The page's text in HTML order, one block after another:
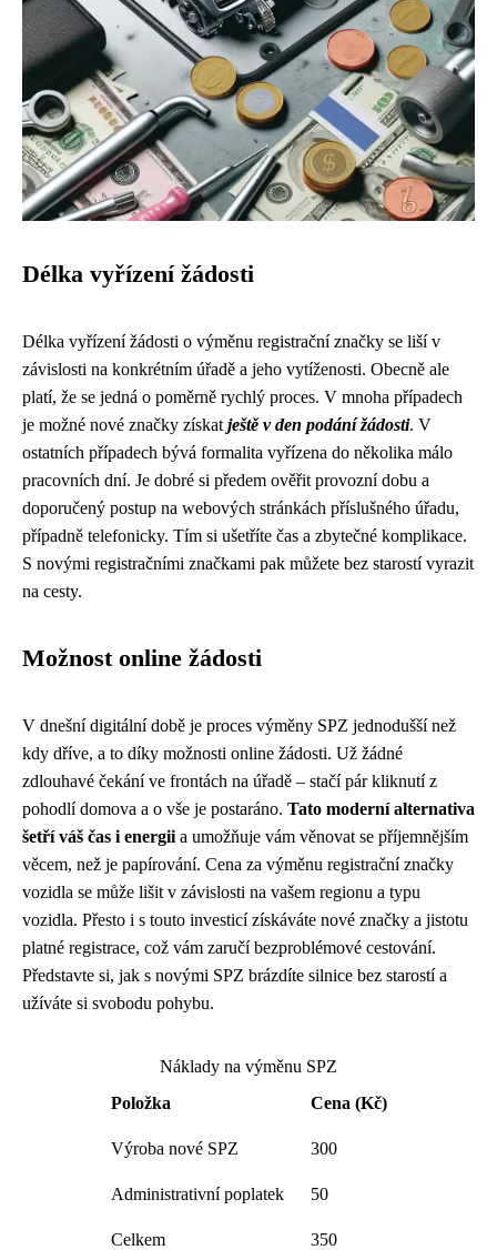
Délka vyřízení žádosti
Délka vyřízení žádosti o výměnu registrační značky se liší v
závislosti na konkrétním úřadě a jeho vytíženosti. Obecně ale
platí, že se jedná o poměrně rychlý proces. V mnoha případech
je možné nové značky získat ještě v den podání žádosti. V
ostatních případech bývá formalita vyřízena do několika málo
pracovních dní. Je dobré si předem ověřit provozní dobu a
doporučený postup na webových stránkách příslušného úřadu,
případně telefonicky. Tím si ušetříte čas a zbytečné komplikace.
S novými registračními značkami pak můžete bez starostí vyrazit
na cesty.
Možnost online žádosti
V dnešní digitální době je proces výměny SPZ jednodušší než
kdy dříve, a to díky možnosti online žádosti. Už žádné
zdlouhavé čekání ve frontách na úřadě – stačí pár kliknutí z
pohodlí domova a o vše je postaráno. Tato moderní alternativa
šetří váš čas i energii a umožňuje vám věnovat se příjemnějším
věcem, než je papírování. Cena za výměnu registrační značky
vozidla se může lišit v závislosti na vašem regionu a typu
vozidla. Přesto i s touto investicí získáváte nové značky a jistotu
platné registrace, což vám zaručí bezproblémové cestování.
Představte si, jak s novými SPZ brázdíte silnice bez starostí a
užíváte si svobodu pohybu.
Náklady na výměnu SPZ
Položka
Cena (Kč)
Výroba nové SPZ 300
Administrativní poplatek 50
Celkem 350